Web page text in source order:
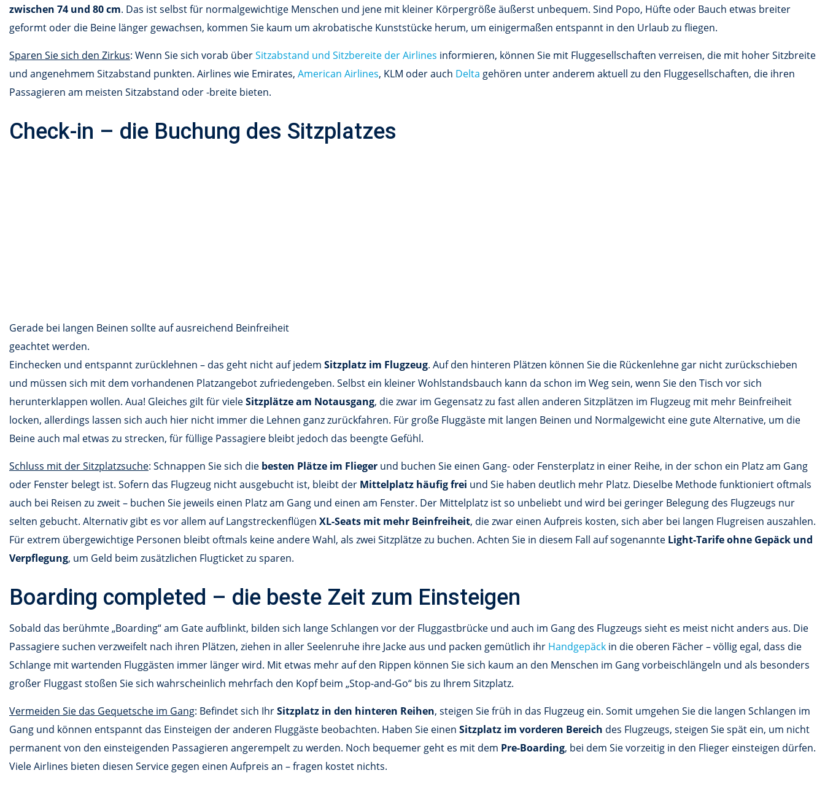
zwischen 74 und 80 cm. Das ist selbst für normalgewichtige Menschen und jene mit kleiner Körpergröße äußerst unbequem. Sind Popo, Hüfte oder Bauch etwas breiter
geformt oder die Beine länger gewachsen, kommen Sie kaum um akrobatische Kunststücke herum, um einigermaßen entspannt in den Urlaub zu fliegen.
Sparen Sie sich den Zirkus: Wenn Sie sich vorab überSitzabstand und Sitzbereite der Airlines informieren, können Sie mit Fluggesellschaften verreisen, die mit hoher Sitzbreite
und angenehmem Sitzabstand punkten. Airlines wie Emirates, American Airlines, KLM oder auch Delta gehören unter anderem aktuell zu den Fluggesellschaften, die ihren
Passagieren am meisten Sitzabstand oder -breite bieten.
Check-in – die Buchung des Sitzplatzes
Gerade bei langen Beinen sollte auf ausreichend Beinfreiheit
geachtet werden.
Einchecken und entspannt zurücklehnen – das geht nicht auf jedem Sitzplatz im Flugzeug. Auf den hinteren Plätzen können Sie die Rückenlehne gar nicht zurückschieben
und müssen sich mit dem vorhandenen Platzangebot zufriedengeben. Selbst ein kleiner Wohlstandsbauch kann da schon im Weg sein, wenn Sie den Tisch vor sich
herunterklappen wollen. Aua! Gleiches gilt für vieleSitzplätze am Notausgang, die zwar im Gegensatz zu fast allen anderen Sitzplätzen im Flugzeug mit mehr Beinfreiheit
locken, allerdings lassen sich auch hier nicht immer die Lehnen ganz zurückfahren. Für große Fluggäste mit langen Beinen und Normalgewicht eine gute Alternative, um die
Beine auch mal etwas zu strecken, für füllige Passagiere bleibt jedoch das beengte Gefühl.
Schluss mit der Sitzplatzsuche: Schnappen Sie sich die besten Plätze im Flieger und buchen Sie einen Gang- oder Fensterplatz in einer Reihe, in der schon ein Platz am Gang
oder Fenster belegt ist. Sofern das Flugzeug nicht ausgebucht ist, bleibt der Mittelplatz häufig frei und Sie haben deutlich mehr Platz. Dieselbe Methode funktioniert oftmals
auch bei Reisen zu zweit – buchen Sie jeweils einen Platz am Gang und einen am Fenster. Der Mittelplatz ist so unbeliebt und wird bei geringer Belegung des Flugzeugs nur
selten gebucht. Alternativ gibt es vor allem auf Langstreckenflügen XL-Seats mit mehr Beinfreiheit, die zwar einen Aufpreis kosten, sich aber bei langen Flugreisen auszahlen.
Für extrem übergewichtige Personen bleibt oftmals keine andere Wahl, als zwei Sitzplätze zu buchen. Achten Sie in diesem Fall auf sogenannte Light-Tarife ohne Gepäck und
Verpflegung, um Geld beim zusätzlichen Flugticket zu sparen.
Boarding completed – die beste Zeit zum Einsteigen
Sobald das berühmte „Boarding“ am Gate aufblinkt, bilden sich lange Schlangen vor der Fluggastbrücke und auch im Gang des Flugzeugs sieht es meist nicht anders aus. Die
Passagiere suchen verzweifelt nach ihren Plätzen, ziehen in aller Seelenruhe ihre Jacke aus und packen gemütlich ihr Handgepäck in die oberen Fächer – völlig egal, dass die
Schlange mit wartenden Fluggästen immer länger wird. Mit etwas mehr auf den Rippen können Sie sich kaum an den Menschen im Gang vorbeischlängeln und als besonders
großer Fluggast stoßen Sie sich wahrscheinlich mehrfach den Kopf beim „Stop-and-Go“ bis zu Ihrem Sitzplatz.
Vermeiden Sie das Gequetsche im Gang: Befindet sich IhrSitzplatz in den hinteren Reihen, steigen Sie früh in das Flugzeug ein. Somit umgehen Sie die langen Schlangen im
Gang und können entspannt das Einsteigen der anderen Fluggäste beobachten. Haben Sie einen Sitzplatz im vorderen Bereich des Flugzeugs, steigen Sie spät ein, um nicht
permanent von den einsteigenden Passagieren angerempelt zu werden. Noch bequemer geht es mit dem Pre-Boarding, bei dem Sie vorzeitig in den Flieger einsteigen dürfen.
Viele Airlines bieten diesen Service gegen einen Aufpreis an – fragen kostet nichts.